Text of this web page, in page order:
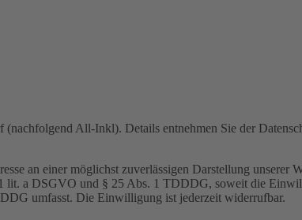
All-Inkl). Details entnehmen Sie der
an einer möglichst zuverlässigen Darstellung unserer
lit. a DSGVO und § 25 Abs. 1 TDDDG, soweit die
umfasst. Die Einwilligung ist jederzeit widerrufbar.